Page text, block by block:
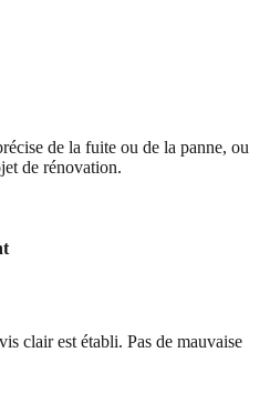
de la fuite ou de la panne, ou
de rénovation.
clair est établi. Pas de mauvaise